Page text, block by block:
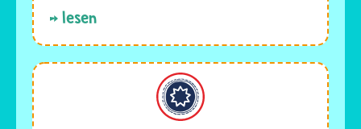
lesen
Bahaitum